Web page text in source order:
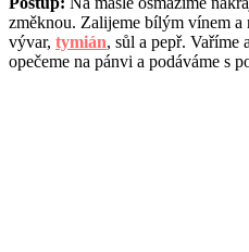
změknou. Zalijeme bílým vínem
vývar, tymián, sůl a pepř. Vaříme
opečeme na pánvi a podáváme s